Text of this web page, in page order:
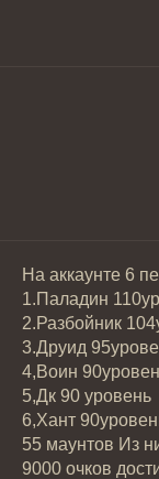
На аккаунте 6
1.Паладин
2.Разбойник
3.Друид
4,Воин
5,Дк 90 уровень
6,Хант
55 маунтов Из
9000 очков